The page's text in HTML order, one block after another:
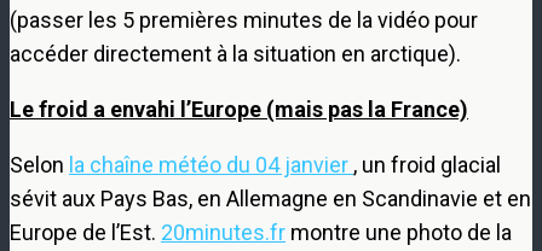
(passer les 5 premières minutes de la vidéo pour
accéder directement à la situation en arctique).
Le froid a envahi l’Europe (mais pas la France)
Selon la chaîne météo du 04 janvier , un froid glacial
sévit aux Pays Bas, en Allemagne en Scandinavie et en
Europe de l’Est. 20minutes.fr montre une photo de la